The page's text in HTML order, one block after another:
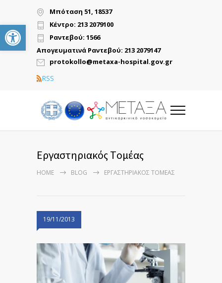
Ανοίξτε τη γραμμή εργαλείων
Μπόταση 51, 18537
Κέντρο: 213 2079100
Ραντεβού: 1566
Απογευματινά Ραντεβού: 213 2079147
protokollo@metaxa-hospital.gov.gr
RSS
Εργαστηριακός Tομέας
HOME BLOG ΕΡΓΑΣΤΗΡΙΑΚΌΣ TΟΜΈΑΣ
19/11/2013